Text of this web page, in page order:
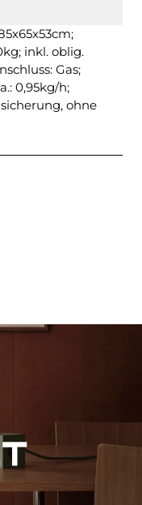
inkl. oblig.
Gas;
0,95kg/h;
ohne